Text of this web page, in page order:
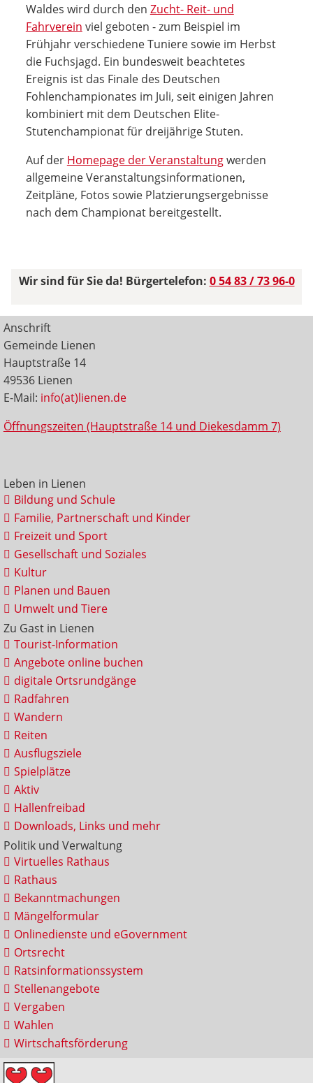
Waldes wird durch den Zucht- Reit- und
Fahrverein viel geboten - zum Beispiel im
Frühjahr verschiedene Tuniere sowie im Herbst
die Fuchsjagd. Ein bundesweit beachtetes
Ereignis ist das Finale des Deutschen
Fohlenchampionates im Juli, seit einigen Jahren
kombiniert mit dem Deutschen Elite-
Stutenchampionat für dreijährige Stuten.
Auf der Homepage der Veranstaltungwerden
allgemeine Veranstaltungsinformationen,
Zeitpläne, Fotos sowie Platzierungsergebnisse
nach dem Championat bereitgestellt.
Wir sind für Sie da! Bürgertelefon: 0 54 83 / 73 96-0
Anschrift
Gemeinde Lienen
Hauptstraße 14
49536 Lienen
E-Mail: info(at)lienen.de
Öffnungszeiten (Hauptstraße 14 und Diekesdamm 7)
Leben in Lienen
Bildung und Schule
Familie, Partnerschaft und Kinder
Freizeit und Sport
Gesellschaft und Soziales
Kultur
Planen und Bauen
Umwelt und Tiere
Zu Gast in Lienen
Tourist-Information
Angebote online buchen
digitale Ortsrundgänge
Radfahren
Wandern
Reiten
Ausflugsziele
Spielplätze
Aktiv
Hallenfreibad
Downloads, Links und mehr
Politik und Verwaltung
Virtuelles Rathaus
Rathaus
Bekanntmachungen
Mängelformular
Onlinedienste und eGovernment
Ortsrecht
Ratsinformationssystem
Stellenangebote
Vergaben
Wahlen
Wirtschaftsförderung